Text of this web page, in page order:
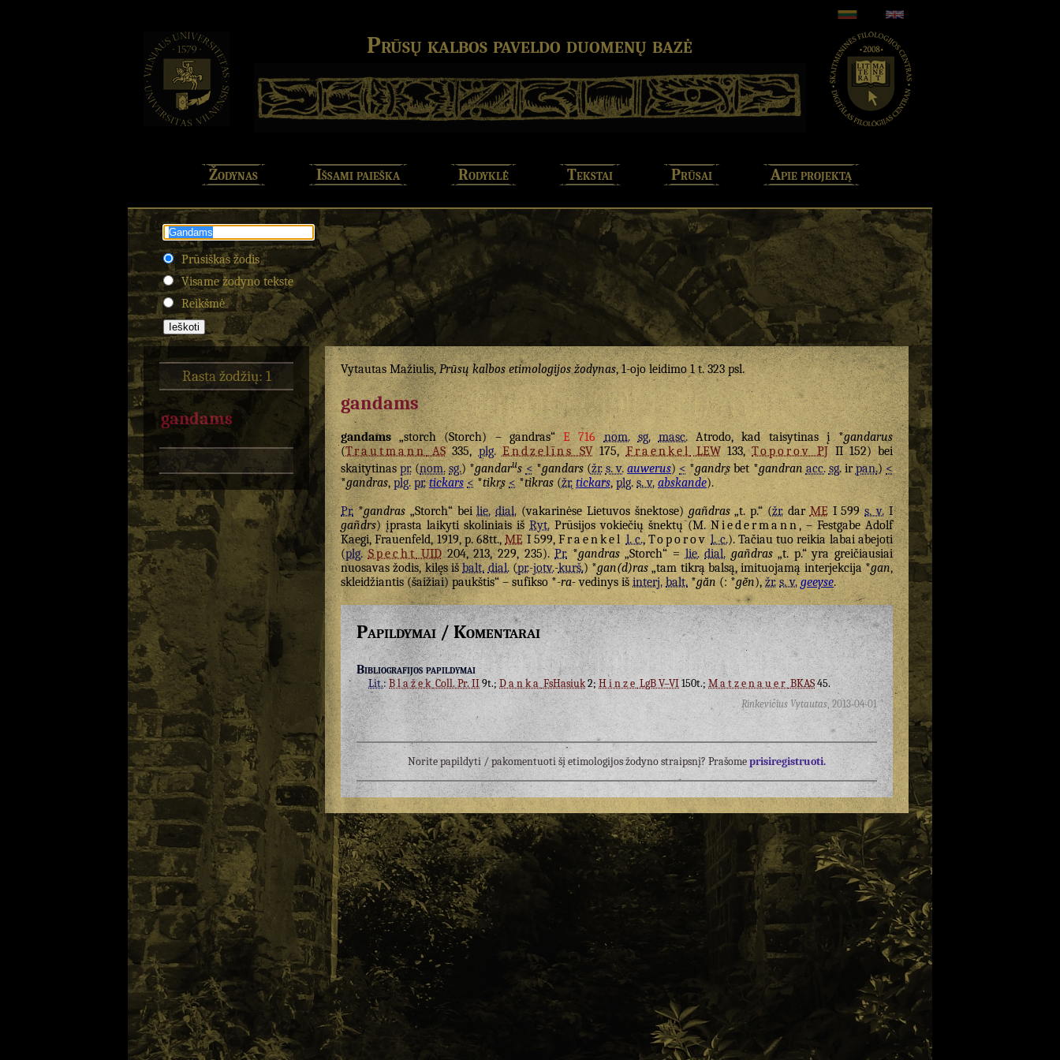
Prūsų kalbos paveldo duomenų bazė
Žodynas Išsami paieška Rodyklė Tekstai Prūsai Apie projektą
Prūsiškas žodis
Visame žodyno tekste
Reikšmė
Rasta žodžių: 1
gandams
Vytautas Mažiulis,Prūsų kalbos etimologijos žodynas, 1-ojo leidimo 1 t. 323 psl.
gandams
gandams„storch (Storch) – gandras“E 716 nom. sg. masc.Atrodo, kad taisytinas į *gandarus
(TrautmannAS335,plg. EndzelīnsSV175,FraenkelLEW133,Toporov PJII 152) bei
skaitytinaspr.(nom. sg.) *gandarus <*gandars(žr. s. v. auwerus)< *gandr̥sbet *gandran acc. sg.irpan.)<
*gandras,plg. pr. tickars <*tikr̥s <*tikras(žr. tickars,plg. s. v. abskande).
Pr.*gandras„Storch“ beilie. dial.(vakarinėse Lietuvos šnektose)gañdras„t. p.“ (žr.darMEI 599s. v.I
gañdrs) įprasta laikyti skoliniais išRyt.Prūsijos vokiečių šnektų (M.Niedermann, – Festgabe Adolf
Kaegi, Frauenfeld, 1919, p. 68tt.,MEI 599,Fraenkel l. c.,Toporov l. c.). Tačiau tuo reikia labai abejoti
(plg. SpechtUID204, 213, 229, 235).Pr.*gandras„Storch“ = lie. dial. gañdras„t. p.“ yra greičiausiai
nuosavas žodis, kilęs išbalt. dial.(pr.-jotv.-kurš.) *gan(d)ras„tam tikrą balsą, imituojamą interjekcija *gan,
skleidžiantis (šaižiai) paukštis“ – sufikso *-ra-vedinys išinterj. balt.*gā̆n(: *gē̆n),žr. s. v. geeyse.
Papildymai / Komentarai
Bibliografijos papildymai
Lit.:BlažekColl. Pr. II9t.;DankaFsHasiuk2;Hinze LgB V–VI150t.;Matzenauer BKAS45.
Rinkevičius Vytautas,2013-04-01
Norite papildyti / pakomentuoti šį etimologijos žodyno straipsnį? Prašomeprisiregistruoti.